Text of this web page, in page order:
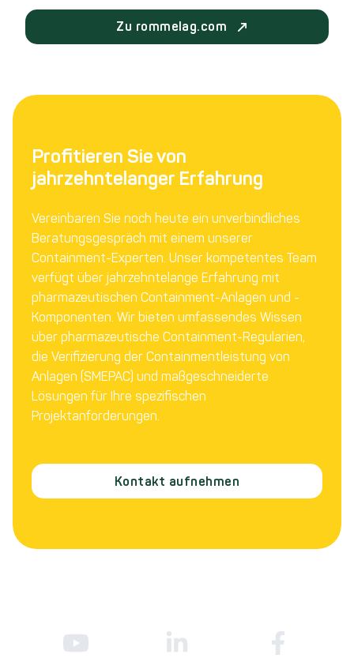
Zu rommelag.com
Profitieren Sie von
jahrzehntelanger Erfahrung
Vereinbaren Sie noch heute ein unverbindliches
Beratungsgespräch mit einem unserer
Containment-Experten. Unser kompetentes Team
verfügt über jahrzehntelange Erfahrung mit
pharmazeutischen Containment-Anlagen und -
Komponenten. Wir bieten umfassendes Wissen
über pharmazeutische Containment-Regularien,
die Verifizierung der Containmentleistung von
Anlagen (SMEPAC) und maßgeschneiderte
Lösungen für Ihre spezifischen
Projektanforderungen.
Kontakt aufnehmen